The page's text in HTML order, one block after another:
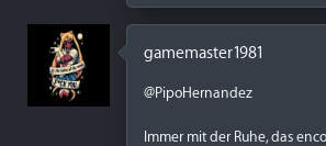
gamemaster1981
@PipoHernandez
Immer mit der Ruhe, das